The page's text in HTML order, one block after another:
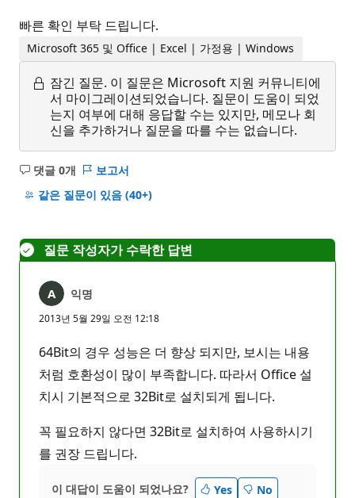
빠른 확인 부탁 드립니다.
Microsoft 365 및 Office | Excel | 가정용 | Windows
잠긴 질문. 이 질문은 Microsoft 지원 커뮤니티에
서 마이그레이션되었습니다. 질문이 도움이 되었
는지 여부에 대해 응답할 수는 있지만, 메모나 회
신을 추가하거나 질문을 따를 수는 없습니다.
댓글 0개
설
명
보고서
같은 질문이 있음 (40+)
질문 작성자가 수락한 답변
익명
2013년 5월 29일 오전 12:18
64Bit의 경우 성능은 더 향상 되지만, 보시는 내용
처럼 호환성이 많이 부족합니다. 따라서 Office 설
치시 기본적으로 32Bit로 설치되게 됩니다.
꼭 필요하지 않다면 32Bit로 설치하여 사용하시기
를 권장 드립니다.
이 대답이 도움이 되었나요? Yes
No